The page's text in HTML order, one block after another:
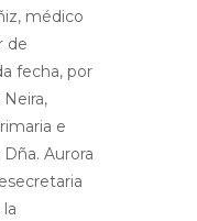
médico
de
fecha, por
e
Aurora